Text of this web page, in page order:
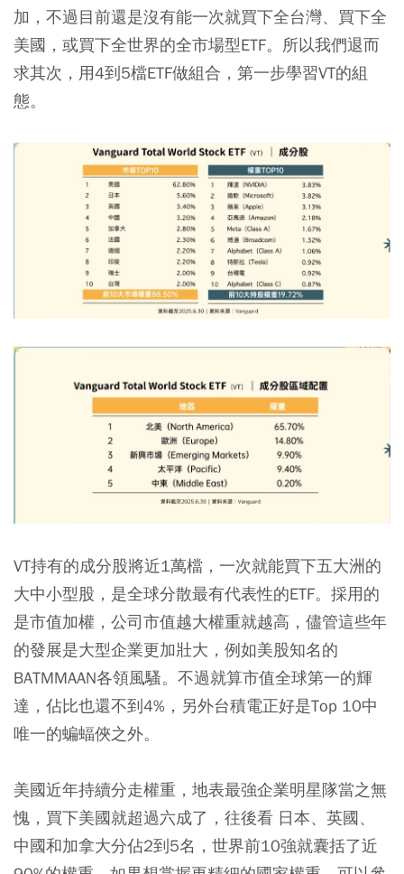
加，不過目前還是沒有能一次就買下全台灣、買下全
美國，或買下全世界的全市場型ETF。所以我們退而
求其次，用4到5檔ETF做組合，第一步學習VT的組
態。
VT持有的成分股將近1萬檔，一次就能買下五大洲的
大中小型股，是全球分散最有代表性的ETF。採用的
是市值加權，公司市值越大權重就越高，儘管這些年
的發展是大型企業更加壯大，例如美股知名的
BATMMAAN各領風騷。不過就算市值全球第一的輝
達，佔比也還不到4%，另外台積電正好是Top 10中
唯一的蝙蝠俠之外。
美國近年持續分走權重，地表最強企業明星隊當之無
愧，買下美國就超過六成了，往後看 日本、英國、
中國和加拿大分佔2到5名，世界前10強就囊括了近